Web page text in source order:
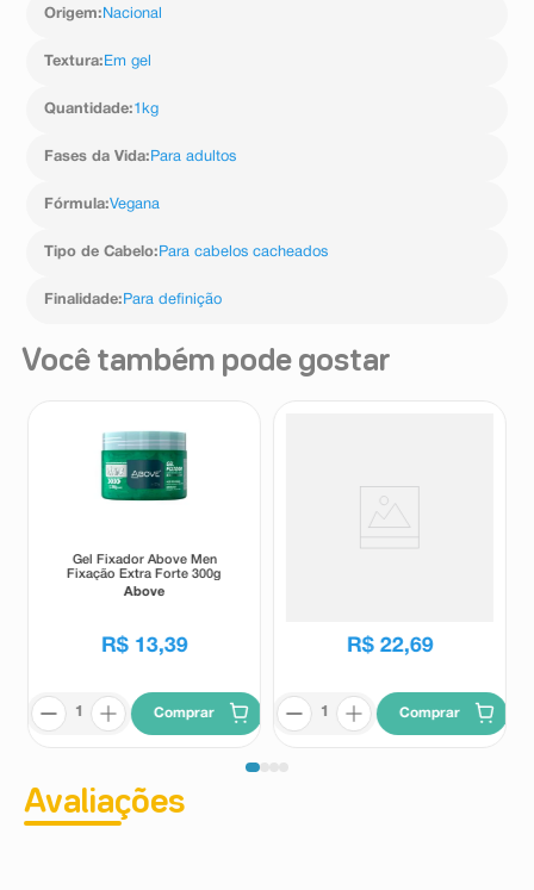
Polysorbate-20, Glycerin (and) Alcohol (and) Achyrocline
Leaf/Stem Extract (and) Arginine (and) Verbascum
Panthenol, Tocopheryl Acetate, Disodium EDTA.
Origem: Nacional
Textura: Em gel
Quantidade:1kg
Fases da Vida: Para adultos
Fórmula:Vegana
Tipo de Cabelo: Para cabelos cacheados
Finalidade: Para definição
Você também pode gostar
Gel Fixador Above Men
Fixação Extra Forte 300g
Above
R$ 13,39
Comprar
R$ 22,69
Comprar
Avaliações